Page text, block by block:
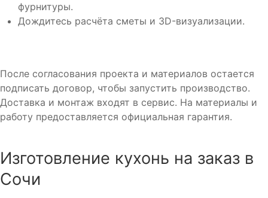
фурнитуры.
Дождитесь расчёта сметы и 3D-визуализации.
После согласования проекта и материалов остается
подписать договор, чтобы запустить производство.
Доставка и монтаж входят в сервис. На материалы и
работу предоставляется официальная гарантия.
Изготовление кухонь на заказ в
Сочи